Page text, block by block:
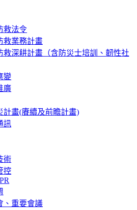
救法令
救業務計畫
救深耕計畫（含防災士培訓、韌性社
變
廣
計畫(賡續及前瞻計畫)
訊
術
控
、重要會議